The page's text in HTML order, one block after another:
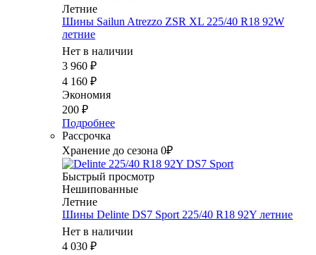
Летние
Шины Sailun Atrezzo ZSR XL 225/40 R18 92W
летние
Нет в наличии
3 960 ₽
4 160 ₽
Экономия
200 ₽
Подробнее
Рассрочка
Хранение до сезона 0₽
Быстрый просмотр
Нешипованные
Летние
Шины Delinte DS7 Sport 225/40 R18 92Y летние
Нет в наличии
4 030 ₽